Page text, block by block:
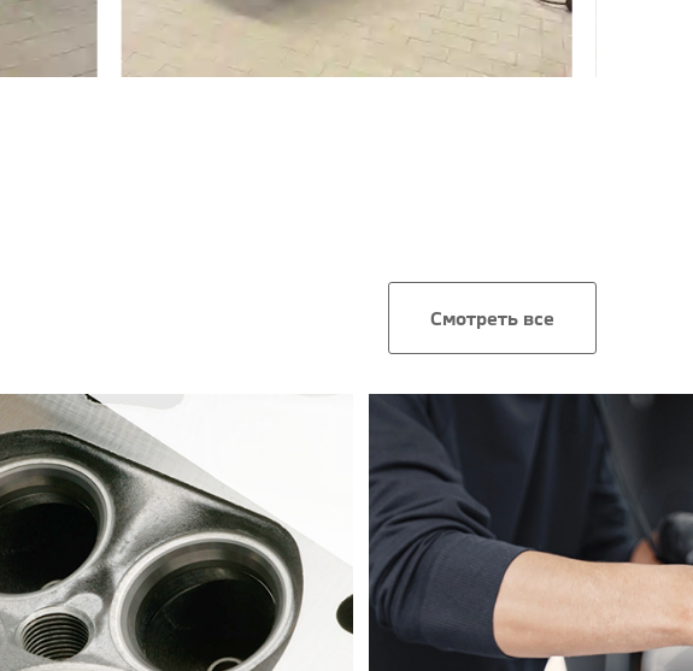
Смотреть все